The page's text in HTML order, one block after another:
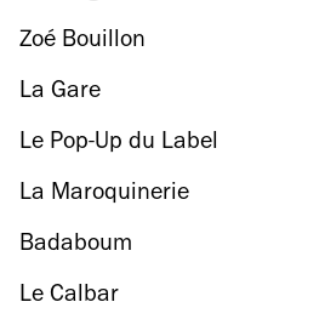
Zoé Bouillon
La Gare
Le Pop-Up du Label
La Maroquinerie
Badaboum
Le Calbar